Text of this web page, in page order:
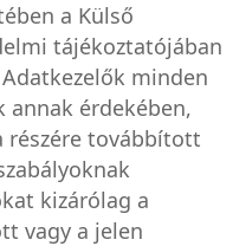
a Külső
tájékoztatójában
minden
érdekében,
részére továbbított
kizárólag a
vagy a jelen